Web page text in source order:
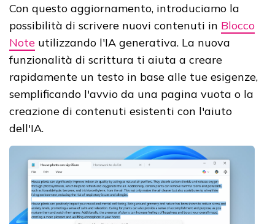
Con questo aggiornamento, introduciamo la
possibilità di scrivere nuovi contenuti in Blocco
Note utilizzando l'IA generativa. La nuova
funzionalità di scrittura ti aiuta a creare
rapidamente un testo in base alle tue esigenze,
semplificando l'avvio da una pagina vuota o la
creazione di contenuti esistenti con l'aiuto
dell'IA.